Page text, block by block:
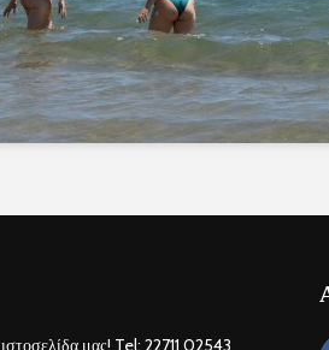
μας! Tel: 22711 02543